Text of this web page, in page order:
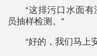
“这排污口水面
员抽样检测。”
“好的，我们马上